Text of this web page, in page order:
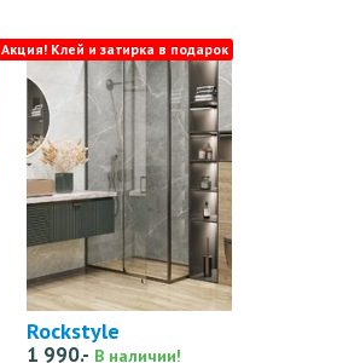
Rockstyle
1 990.- В наличии!
Акция! Клей и затирка в подарок